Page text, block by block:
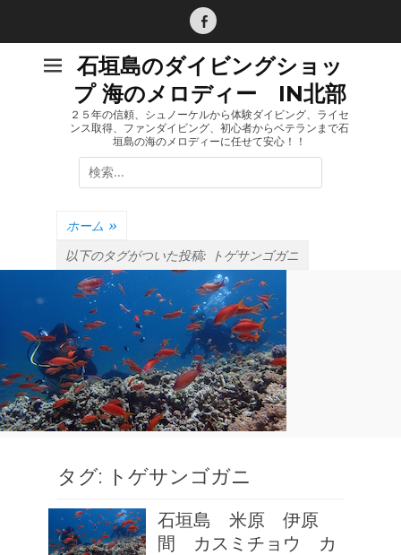
Facebook
石垣島のダイビングショッ
プ 海のメロディー IN北部
２５年の信頼、シュノーケルから体験ダイビング、ライセ
ンス取得、ファンダイビング、初心者からベテランまで石
垣島の海のメロディーに任せて安心！！
検
索:
ホーム »
以下のタグがついた投稿:
トゲサンゴガニ
タグ: トゲサンゴガニ
石垣島 米原 伊原
間 カスミチョウ カ